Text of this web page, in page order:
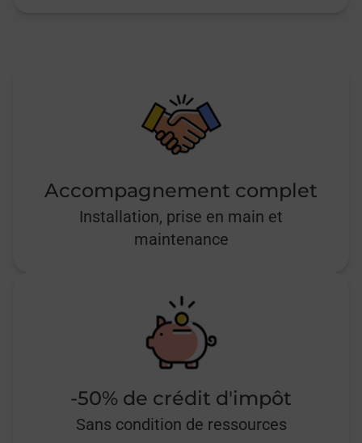
Accompagnement complet
Installation, prise en main et
maintenance
-50% de crédit d'impôt
Sans condition de ressources